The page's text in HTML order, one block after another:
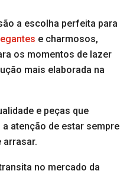
a escolha perfeita para
e charmosos,
os momentos de lazer
mais elaborada na
e peças que
atenção de estar sempre
arrasar.
no mercado da